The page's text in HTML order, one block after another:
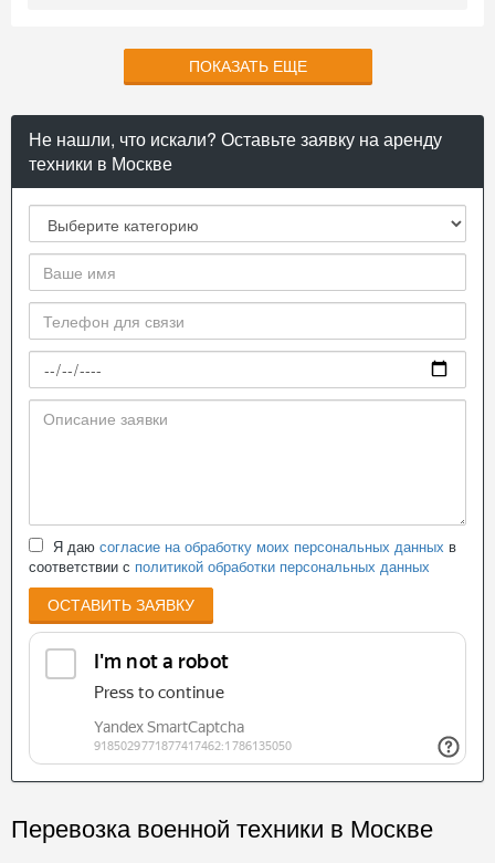
ПОКАЗАТЬ ЕЩЕ
Не нашли, что искали? Оставьте заявку на аренду
техники в Москве
Я даю согласие на обработку моих персональных данных в
соответствии с политикой обработки персональных данных
ОСТАВИТЬ ЗАЯВКУ
Перевозка военной техники в Москве